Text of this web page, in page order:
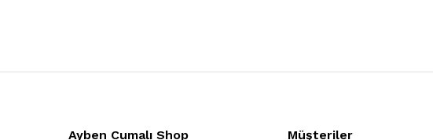
Ayben Cumalı Shop Müşteriler